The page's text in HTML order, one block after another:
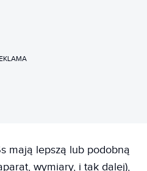
mają lepszą lub podobną
wymiary, i tak dalej),